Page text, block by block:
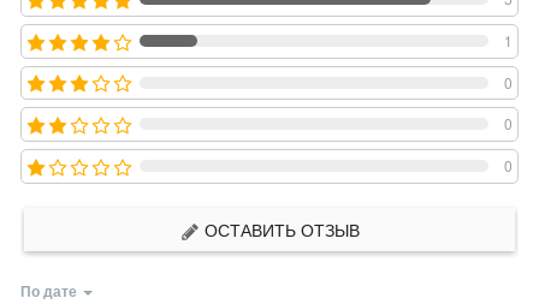
1
0
0
0
ОСТАВИТЬ ОТЗЫВ
По дате